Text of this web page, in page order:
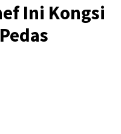
Ini Kongsi